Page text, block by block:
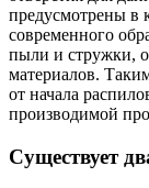
предусмотрены в
современного
пыли и стружки,
материалов.
от начала
производимой
Существует